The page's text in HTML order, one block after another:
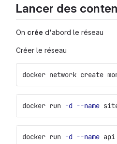
Lancer des
On crée d'abord le réseau
Créer le réseau
docker network create
docker run -d --name
docker run -d --name api